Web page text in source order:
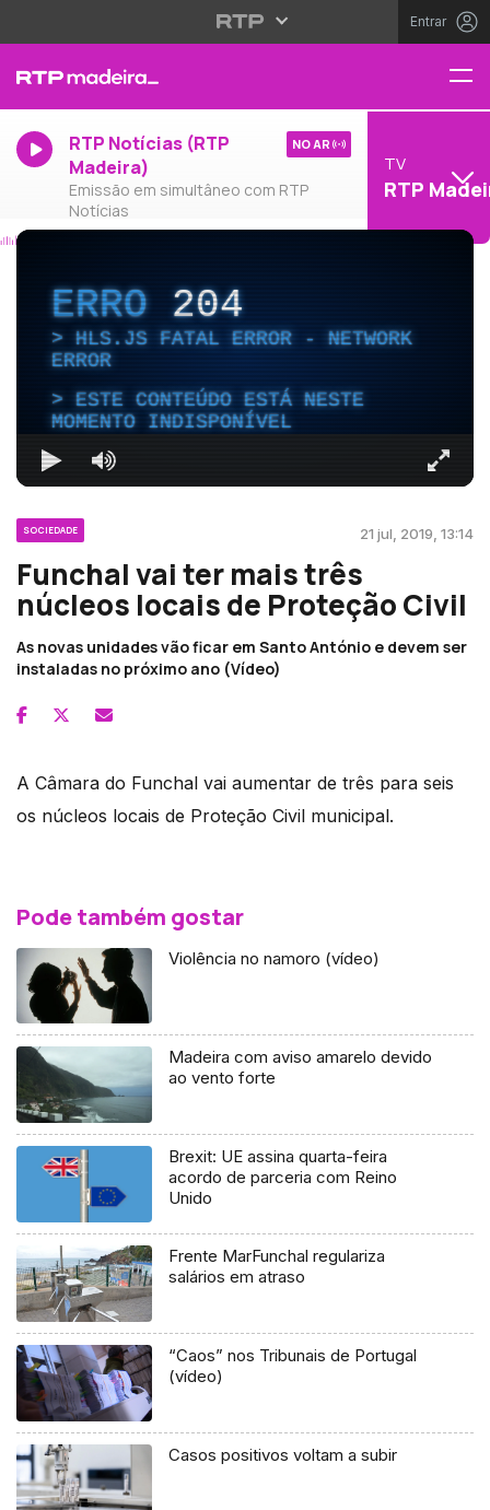
Entrar
RTP Notícias (RTP
Madeira)
Emissão em simultâneo com RTP
Notícias
NO AR
TV
RTP
ERRO204
HLS.JS FATAL ERROR - NETWORK
ERROR
ESTE CONTEÚDO ESTÁ NESTE
MOMENTO INDISPONÍVEL
SOCIEDADE 21 jul, 2019, 13:14
Funchal vai ter mais três
núcleos locais de Proteção Civil
As novas unidades vão ficar em Santo António e devem ser
instaladas no próximo ano (Vídeo)
A Câmara do Funchal vai aumentar de três para seis
os núcleos locais de Proteção Civil municipal.
Pode também gostar
Violência no namoro (vídeo)
Madeira com aviso amarelo devido
ao vento forte
Brexit: UE assina quarta-feira
acordo de parceria com Reino
Unido
Frente MarFunchal regulariza
salários em atraso
“Caos” nos Tribunais de Portugal
(vídeo)
Casos positivos voltam a subir